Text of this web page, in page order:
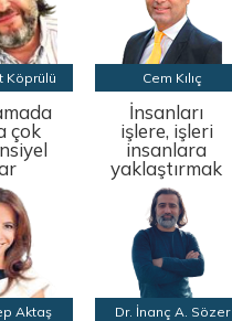
Köprülü
çok
Cem Kılıç
İnsanları
işlere, işleri
insanlara
yaklaştırmak
Aktaş Dr. İnanç A. Sözer